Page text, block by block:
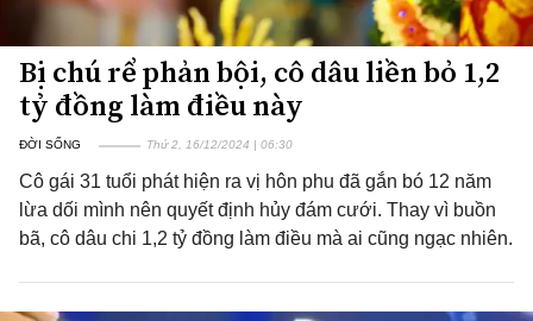
Bị chú rể phản bội, cô dâu liền bỏ 1,2
tỷ đồng làm điều này
ĐỜI SỐNG Thứ 2, 16/12/2024 | 06:30
Cô gái 31 tuổi phát hiện ra vị hôn phu đã gắn bó 12 năm
lừa dối mình nên quyết định hủy đám cưới. Thay vì buồn
bã, cô dâu chi 1,2 tỷ đồng làm điều mà ai cũng ngạc nhiên.